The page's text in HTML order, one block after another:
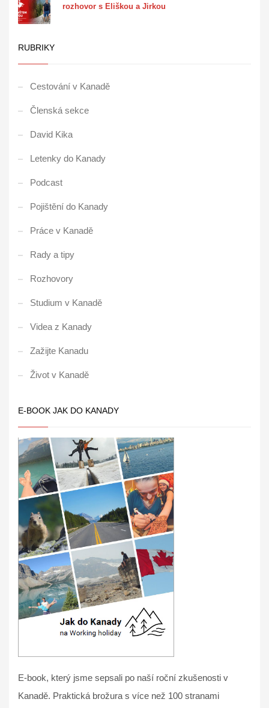
rozhovor s Eliškou a Jirkou
RUBRIKY
Cestování v Kanadě
Členská sekce
David Kika
Letenky do Kanady
Podcast
Pojištění do Kanady
Práce v Kanadě
Rady a tipy
Rozhovory
Studium v Kanadě
Videa z Kanady
Zažijte Kanadu
Život v Kanadě
E-BOOK JAK DO KANADY
E-book, který jsme sepsali po naší roční zkušenosti v
Kanadě. Praktická brožura s více než 100 stranami